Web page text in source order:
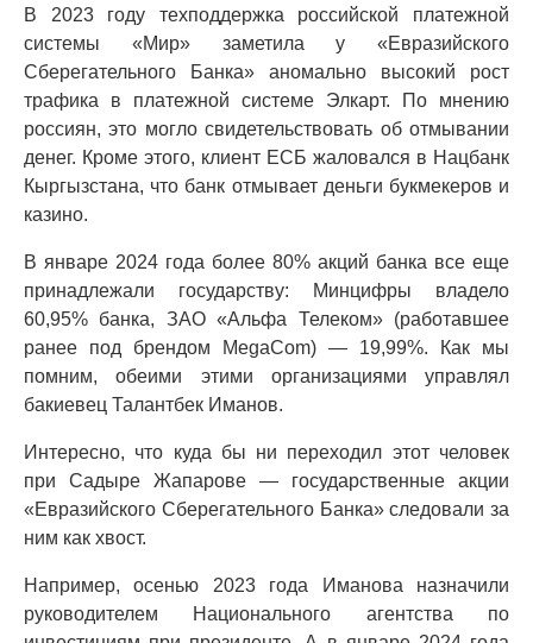
В 2023 году техподдержка российской платежной
системы «Мир» заметила у «Евразийского
Сберегательного Банка» аномально высокий рост
трафика в платежной системе Элкарт. По мнению
россиян, это могло свидетельствовать об отмывании
денег. Кроме этого, клиент ЕСБ жаловался в Нацбанк
Кыргызстана, что банк отмывает деньги букмекеров и
казино.
В январе 2024 года более 80% акций банка все еще
принадлежали государству: Минцифры владело
60,95% банка, ЗАО «Альфа Телеком» (работавшее
ранее под брендом MegaCom) — 19,99%. Как мы
помним, обеими этими организациями управлял
бакиевец Талантбек Иманов.
Интересно, что куда бы ни переходил этот человек
при Садыре Жапарове — государственные акции
«Евразийского Сберегательного Банка» следовали за
ним как хвост.
Например, осенью 2023 года Иманова назначили
руководителем Национального агентства по